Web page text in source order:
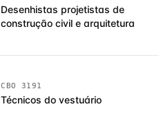
Desenhistas projetistas de
construção civil e arquitetura
CBO 3191
Técnicos do vestuário